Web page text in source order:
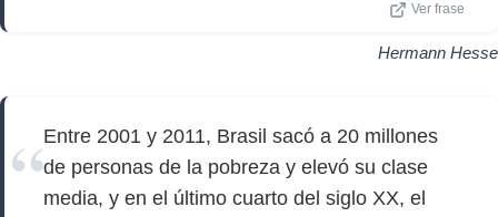
Ver frase
Hermann Hesse
Entre 2001 y 2011, Brasil sacó a 20 millones
de personas de la pobreza y elevó su clase
media, y en el último cuarto del siglo XX, el